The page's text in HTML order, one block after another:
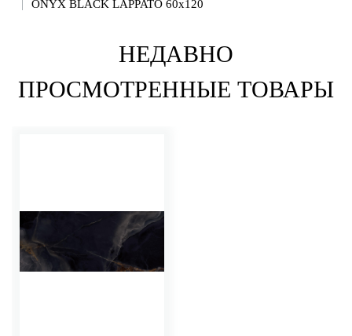
ONYX BLACK LAPPATO 60x120
НЕДАВНО
ПРОСМОТРЕННЫЕ ТОВАРЫ